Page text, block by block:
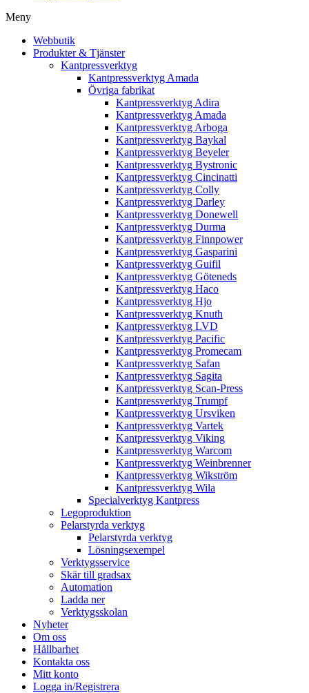
Meny
Webbutik
Produkter & Tjänster
Kantpressverktyg
Kantpressverktyg Amada
Övriga fabrikat
Kantpressverktyg Adira
Kantpressverktyg Amada
Kantpressverktyg Arboga
Kantpressverktyg Baykal
Kantpressverktyg Beyeler
Kantpressverktyg Bystronic
Kantpressverktyg Cincinatti
Kantpressverktyg Colly
Kantpressverktyg Darley
Kantpressverktyg Donewell
Kantpressverktyg Durma
Kantpressverktyg Finnpower
Kantpressverktyg Gasparini
Kantpressverktyg Guifil
Kantpressverktyg Göteneds
Kantpressverktyg Haco
Kantpressverktyg Hjo
Kantpressverktyg Knuth
Kantpressverktyg LVD
Kantpressverktyg Pacific
Kantpressverktyg Promecam
Kantpressverktyg Safan
Kantpressverktyg Sagita
Kantpressverktyg Scan-Press
Kantpressverktyg Trumpf
Kantpressverktyg Ursviken
Kantpressverktyg Vartek
Kantpressverktyg Viking
Kantpressverktyg Warcom
Kantpressverktyg Weinbrenner
Kantpressverktyg Wikström
Kantpressverktyg Wila
Specialverktyg Kantpress
Legoproduktion
Pelarstyrda verktyg
Pelarstyrda verktyg
Lösningsexempel
Verktygsservice
Skär till gradsax
Automation
Ladda ner
Verktygsskolan
Nyheter
Om oss
Hållbarhet
Kontakta oss
Mitt konto
Logga in/Registrera